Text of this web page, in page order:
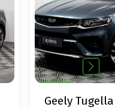
Geely Tugella